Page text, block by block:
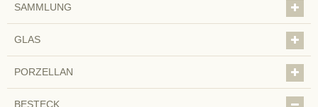
SAMMLUNG
GLAS
PORZELLAN
BESTECK